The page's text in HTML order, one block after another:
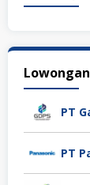
PT
PT